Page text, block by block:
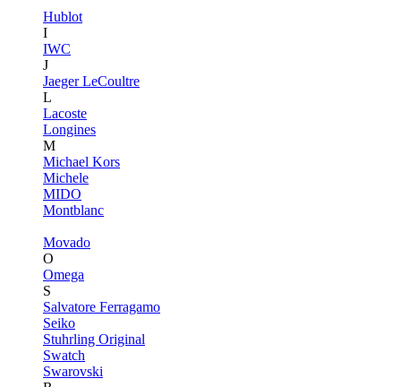
Hublot
I
IWC
J
Jaeger LeCoultre
L
Lacoste
Longines
M
Michael Kors
Michele
MIDO
Montblanc
Movado
O
Omega
S
Salvatore Ferragamo
Seiko
Stuhrling Original
Swatch
Swarovski